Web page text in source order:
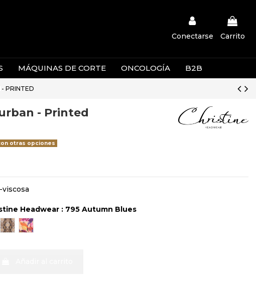
Conectarse Carrito
MÁQUINAS DE CORTE ONCOLOGÍA B2B
PRINTED
- Printed
otras opciones
Headwear : 795 Autumn Blues
40474048